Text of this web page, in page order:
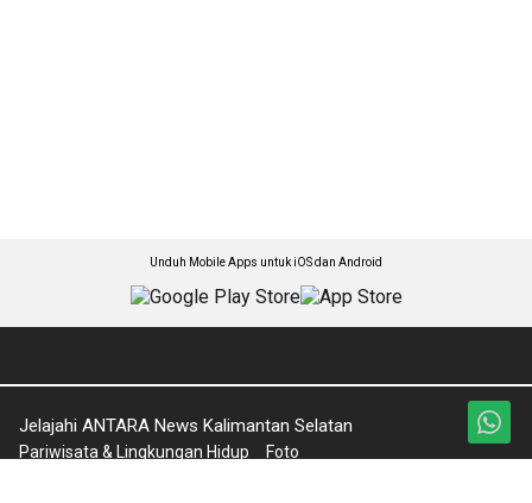
Unduh Mobile Apps untuk iOS dan Android
Jelajahi ANTARA News Kalimantan Selatan
Pariwisata & Lingkungan Hidup
Foto